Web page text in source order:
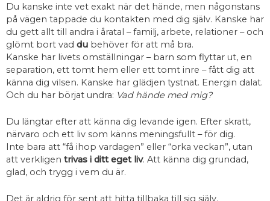
Du kanske inte vet exakt när det hände, men någonstans
på vägen tappade du kontakten med dig själv. Kanske har
du gett allt till andra i åratal – familj, arbete, relationer – och
glömt bort vad du behöver för att må bra.
Kanske har livets omställningar – barn som flyttar ut, en
separation, ett tomt hem eller ett tomt inre – fått dig att
känna dig vilsen. Kanske har glädjen tystnat. Energin dalat.
Och du har börjat undra: Vad hände med mig?
Du längtar efter att känna dig levande igen. Efter skratt,
närvaro och ett liv som känns meningsfullt – för dig.
Inte bara att “få ihop vardagen” eller “orka veckan”, utan
att verkligen trivas i ditt eget liv. Att känna dig grundad,
glad, och trygg i vem du är.
Det är aldrig för sent att hitta tillbaka till sig själv.